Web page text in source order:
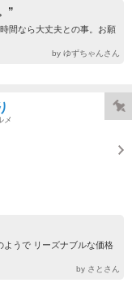
”
間なら大丈夫との事。お願
by ゆずちゃんさん
メ
ようで リーズナブルな価格
by さとさん